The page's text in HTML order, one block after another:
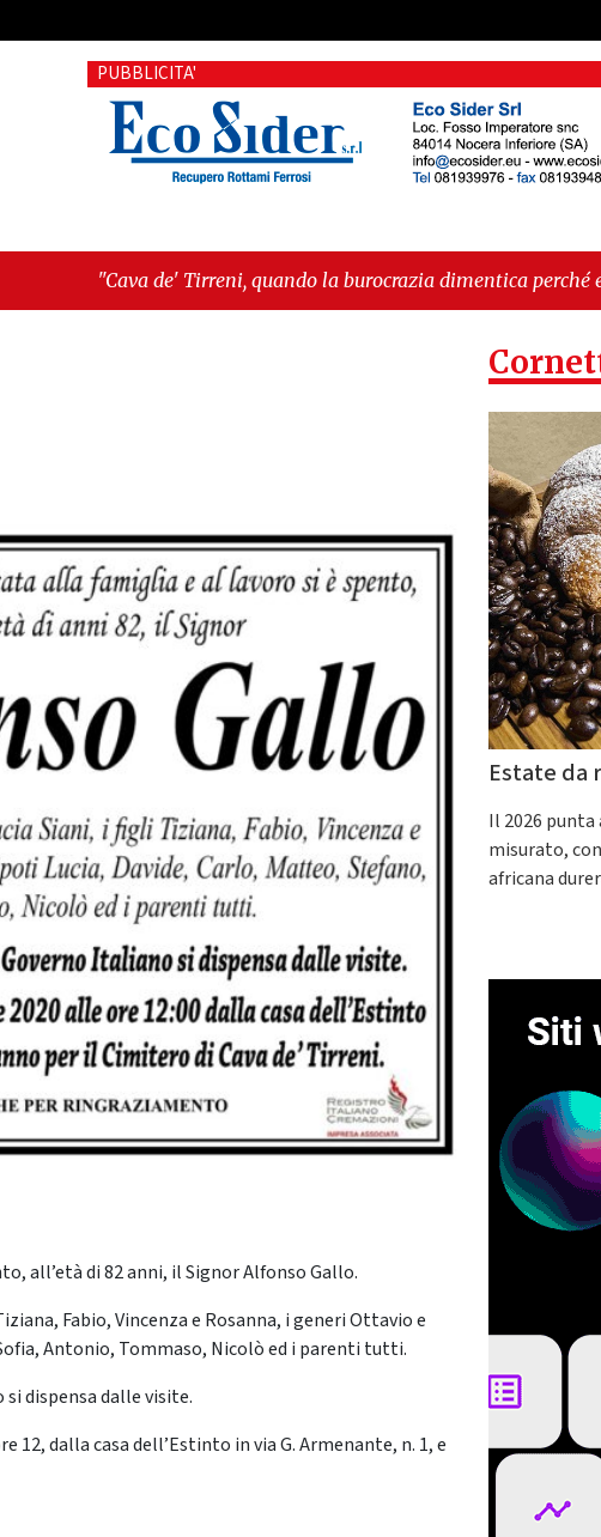
PUBBLICITA'
Tirreni, quando la burocrazia dimentica perché esiste" -"Oggi
all’età di 82 anni, il Signor Alfonso Gallo.
Fabio, Vincenza e Rosanna, i generi Ottavio e
Antonio, Tommaso, Nicolò ed i parenti tutti.
dispensa dalle visite.
12, dalla casa dell’Estinto in via G. Armenante, n. 1, e
Estate da
Il 2026 punta
misurato,
africana